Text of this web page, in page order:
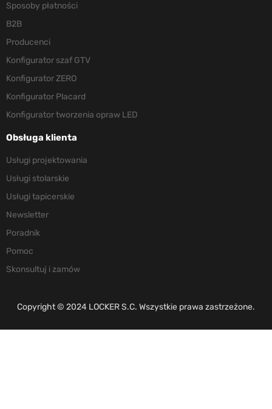
Sposoby płatności
B2B
Producenci
Konfigurator szaf GTV
Konfigurator ZERO
Konfigurator Placard
Konfigurator tworzenia opraw LED
Obsługa klienta
Usługi projektowania
Usługi stolarskie
Usługi tapicerskie
Newsletter
Poradnik
Pomoc
Skonsultuj i zamów
Copyright © 2024 LOCKER S.C. Wszystkie prawa zastrzeżone.